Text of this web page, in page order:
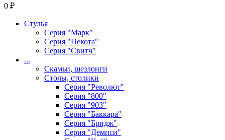
0 ₽
Стулья
Серия "Марк"
Серия "Пекота"
Серия "Свитч"
...
Скамьи, шезлонги
Столы, столики
Серия "Револют"
Серия "800"
Серия "903"
Серия "Баккара"
Серия "Бридж"
Серия "Демпси"